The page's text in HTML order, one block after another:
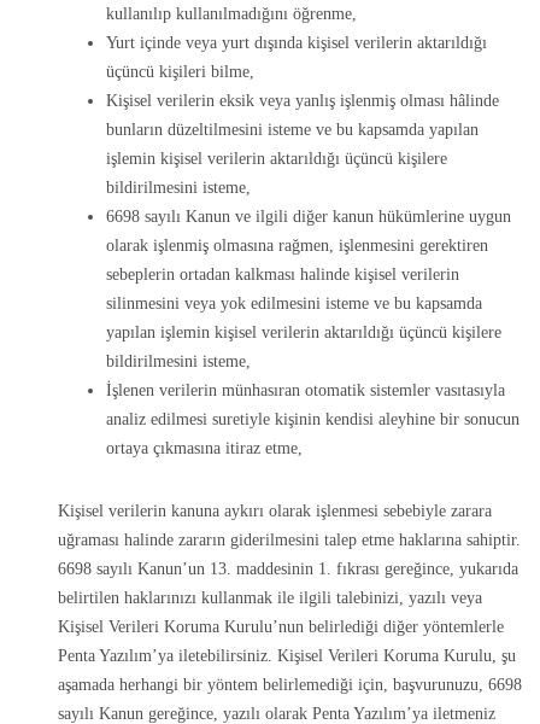
kullanılıp kullanılmadığını öğrenme,
Yurt içinde veya yurt dışında kişisel verilerin aktarıldığı
üçüncü kişileri bilme,
Kişisel verilerin eksik veya yanlış işlenmiş olması hâlinde
bunların düzeltilmesini isteme ve bu kapsamda yapılan
işlemin kişisel verilerin aktarıldığı üçüncü kişilere
bildirilmesini isteme,
6698 sayılı Kanun ve ilgili diğer kanun hükümlerine uygun
olarak işlenmiş olmasına rağmen, işlenmesini gerektiren
sebeplerin ortadan kalkması halinde kişisel verilerin
silinmesini veya yok edilmesini isteme ve bu kapsamda
yapılan işlemin kişisel verilerin aktarıldığı üçüncü kişilere
bildirilmesini isteme,
İşlenen verilerin münhasıran otomatik sistemler vasıtasıyla
analiz edilmesi suretiyle kişinin kendisi aleyhine bir sonucun
ortaya çıkmasına itiraz etme,
Kişisel verilerin kanuna aykırı olarak işlenmesi sebebiyle zarara
uğraması halinde zararın giderilmesini talep etme haklarına sahiptir.
6698 sayılı Kanun’un 13. maddesinin 1. fıkrası gereğince, yukarıda
belirtilen haklarınızı kullanmak ile ilgili talebinizi, yazılı veya
Kişisel Verileri Koruma Kurulu’nun belirlediği diğer yöntemlerle
Penta Yazılım’ya iletebilirsiniz. Kişisel Verileri Koruma Kurulu, şu
aşamada herhangi bir yöntem belirlemediği için, başvurunuzu, 6698
sayılı Kanun gereğince, yazılı olarak Penta Yazılım’ya iletmeniz